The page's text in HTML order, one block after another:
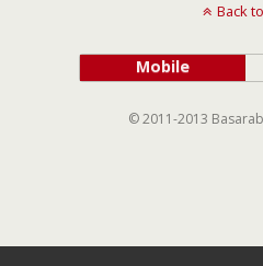
Back
Mobile
© 2011-2013